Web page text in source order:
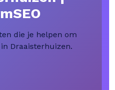
die je helpen om
Draaisterhuizen.